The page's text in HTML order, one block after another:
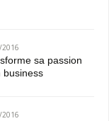
sa passion
business